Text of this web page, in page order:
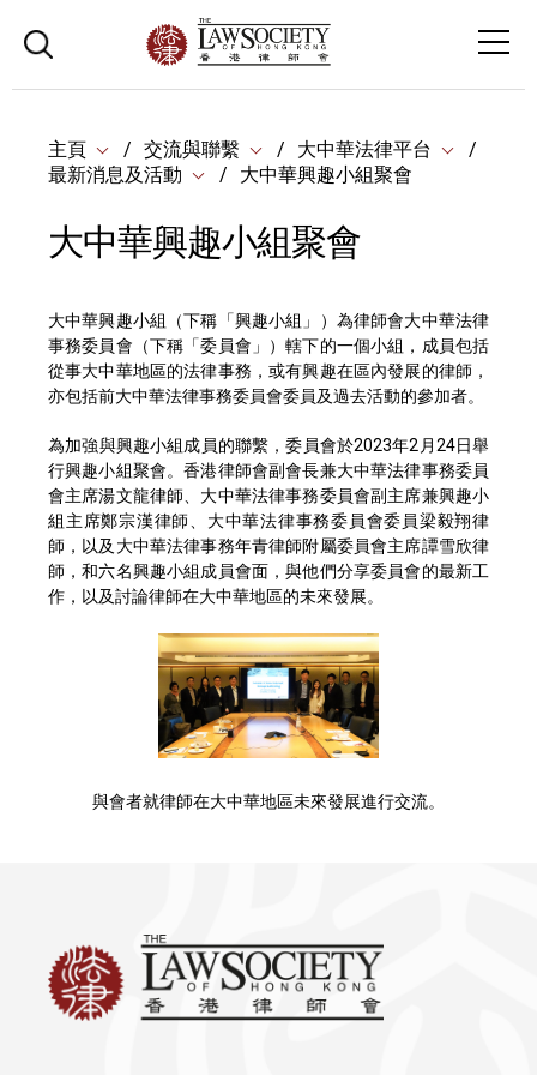
主頁 交流與聯繫
大中華法律平台
最新消息及活動
大中華興趣小組聚會
大中華興趣小組聚會
大中華興趣小組（下稱「興趣小組」）為律師會大中華法律
事務委員會（下稱「委員會」）轄下的一個小組，成員包括
從事大中華地區的法律事務，或有興趣在區內發展的律師，
亦包括前大中華法律事務委員會委員及過去活動的參加者。
為加強與興趣小組成員的聯繫，委員會於2023年2月24日舉
行興趣小組聚會。香港律師會副會長兼大中華法律事務委員
會主席湯文龍律師、大中華法律事務委員會副主席兼興趣小
組主席鄭宗漢律師、大中華法律事務委員會委員梁毅翔律
師，以及大中華法律事務年青律師附屬委員會主席譚雪欣律
師，和六名興趣小組成員會面，與他們分享委員會的最新工
作，以及討論律師在大中華地區的未來發展。
與會者就律師在大中華地區未來發展進行交流。